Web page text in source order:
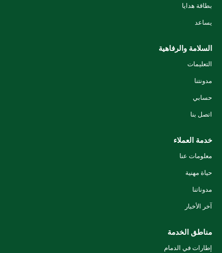
بطاقة هدايا
يساعد
السلامة والرفاهية
التعليمات
مدونتنا
حسابي
اتصل بنا
خدمة العملاء
معلومات عنا
حياة مهنية
مدوناتنا
آخر الأخبار
مناطق الخدمة
إطارات في الدمام